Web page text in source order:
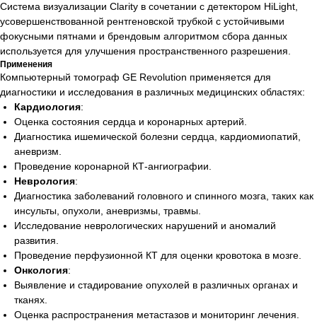
Система визуализации Clarity в сочетании с детектором HiLight,
усовершенствованной рентгеновской трубкой с устойчивыми
фокусными пятнами и брендовым алгоритмом сбора данных
используется для улучшения пространственного разрешения.
Применения
Компьютерный томограф GE Revolution применяется для
диагностики и исследования в различных медицинских областях:
Кардиология:
Оценка состояния сердца и коронарных артерий.
Диагностика ишемической болезни сердца, кардиомиопатий,
аневризм.
Проведение коронарной КТ-ангиографии.
Неврология:
Диагностика заболеваний головного и спинного мозга, таких как
инсульты, опухоли, аневризмы, травмы.
Исследование неврологических нарушений и аномалий
развития.
Проведение перфузионной КТ для оценки кровотока в мозге.
Онкология:
Выявление и стадирование опухолей в различных органах и
тканях.
Оценка распространения метастазов и мониторинг лечения.